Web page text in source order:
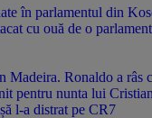
în parlamentul din
cu ouă de o
Madeira. Ronaldo a râs
pentru nunta lui
l-a distrat pe CR7